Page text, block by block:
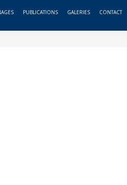
PUBLICATIONS GALERIES CONTACT